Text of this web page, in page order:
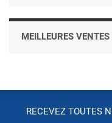
MEILLEURES VENTES
RECEVEZ TOUTES